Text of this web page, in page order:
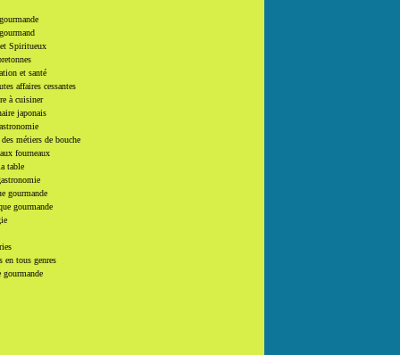
Spiritueux
et santé
affaires cessantes
à cuisiner
japonais
métiers de bouche
fourneaux
table
gourmande
gourmande
en tous genres
gourmande